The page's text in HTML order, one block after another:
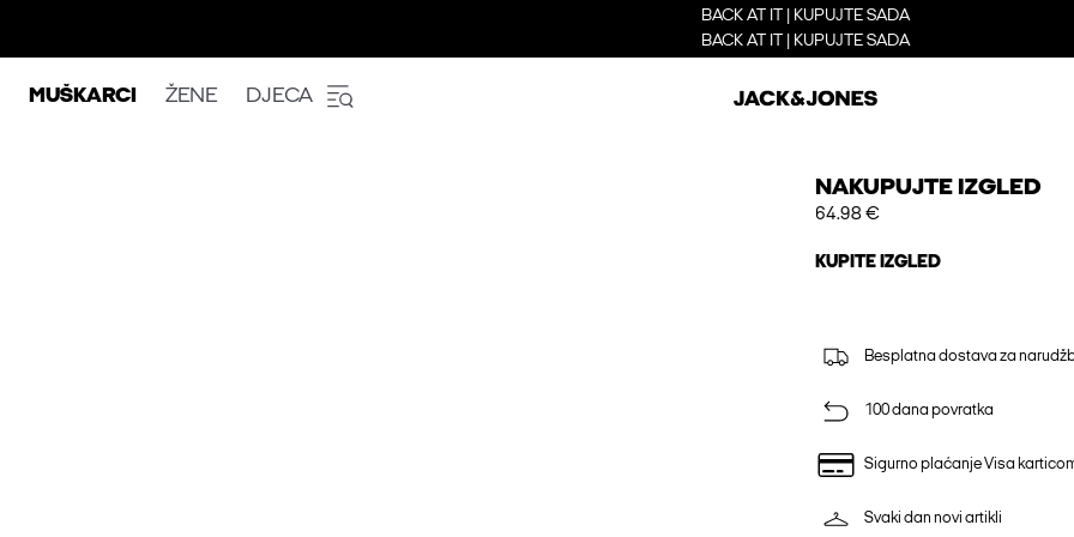
BACK AT IT | KUPUJTE SADA
BACK AT IT | KUPUJTE SADA
MUŠKARCI ŽENE DJECA
NAKUPUJTE IZGLED
64.98 €
KUPITE IZGLED
Besplatna dostava za
100 dana povratka
Sigurno plaćanje Visa
Svaki dan novi artikli